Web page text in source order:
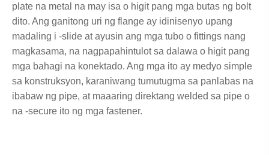
plate na metal na may isa o higit pang mga butas ng bolt
dito. Ang ganitong uri ng flange ay idinisenyo upang
madaling i -slide at ayusin ang mga tubo o fittings nang
magkasama, na nagpapahintulot sa dalawa o higit pang
mga bahagi na konektado. Ang mga ito ay medyo simple
sa konstruksyon, karaniwang tumutugma sa panlabas na
ibabaw ng pipe, at maaaring direktang welded sa pipe o
na -secure ito ng mga fastener.